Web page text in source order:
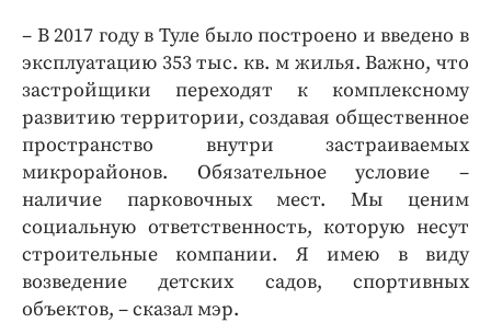
– В 2017 году в Туле было построено и введено в
эксплуатацию 353 тыс. кв. м жилья. Важно, что
застройщики переходят к комплексному
развитию территории, создавая общественное
пространство внутри застраиваемых
микрорайонов. Обязательное условие –
наличие парковочных мест. Мы ценим
социальную ответственность, которую несут
строительные компании. Я имею в виду
возведение детских садов, спортивных
объектов, – сказал мэр.